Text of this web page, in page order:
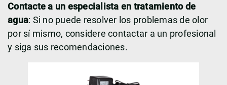
Contacte a un especialista en tratamiento de
agua: Si no puede resolver los problemas de olor
por sí mismo, considere contactar a un profesional
y siga sus recomendaciones.